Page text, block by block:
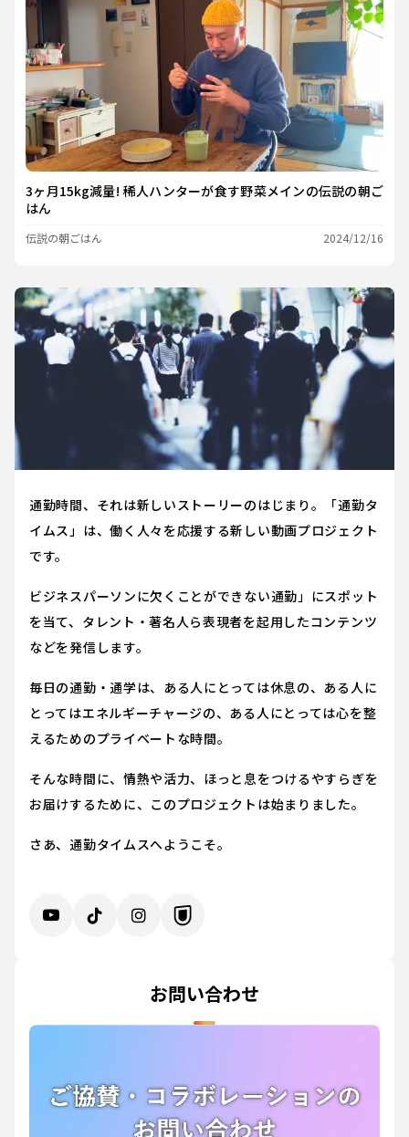
3ヶ月15kg減量! 稀人ハンターが食す野菜メインの伝説の朝ご
はん
伝説の朝ごはん 2024/12/16
通勤時間、それは新しいストーリーのはじまり。「通勤タ
イムス」は、働く人々を応援する新しい動画プロジェクト
です。
ビジネスパーソンに欠くことができない通勤」にスポット
を当て、タレント・著名人ら表現者を起用したコンテンツ
などを発信します。
毎日の通勤・通学は、ある人にとっては休息の、ある人に
とってはエネルギーチャージの、ある人にとっては心を整
えるためのプライベートな時間。
そんな時間に、情熱や活力、ほっと息をつけるやすらぎを
お届けするために、このプロジェクトは始まりました。
さあ、通勤タイムスへようこそ。
お問い合わせ